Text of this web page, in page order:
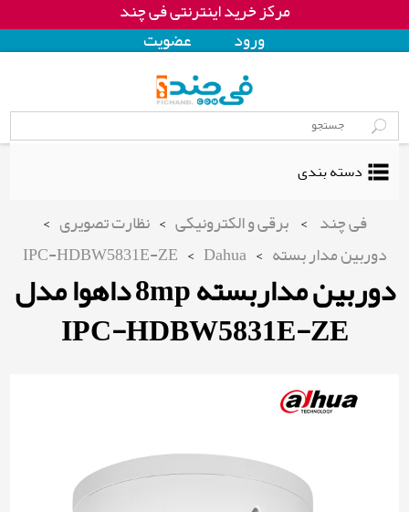
مرکز خرید اینترنتی فی چند
ورود
عضويت
دسته بندی
فی چند > برقی و الکترونیکی > نظارت تصویری >
دوربین مدار بسته >
Dahua
>
IPC-HDBW5831E-ZE
دوربین مداربسته 8mp داهوا مدل
IPC-HDBW5831E-ZE